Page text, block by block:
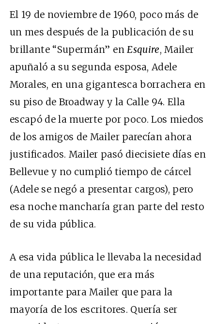
El 19 de noviembre de 1960, poco más de
un mes después de la publicación de su
brillante “Supermán” enEsquire, Mailer
apuñaló a su segunda esposa, Adele
Morales, en una gigantesca borrachera en
su piso de Broadway y la Calle 94. Ella
escapó de la muerte por poco. Los miedos
de los amigos de Mailer parecían ahora
justificados. Mailer pasó diecisiete días en
Bellevue y no cumplió tiempo de cárcel
(Adele se negó a presentar cargos), pero
esa noche mancharía gran parte del resto
de su vida pública.
A esa vida pública le llevaba la necesidad
de una reputación, que era más
importante para Mailer que para la
mayoría de los escritores. Quería ser